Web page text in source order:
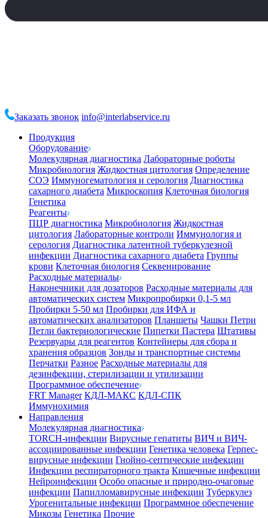
Заказать звонок info@interlabservice.ru
Продукция
Оборудование
Молекулярная диагностика Лабораторные роботы
Микробиология Жидкостная цитология Определение
СОЭ Иммуногематология и серология Диагностика
сахарного диабета Микроскопия Клеточная биология
Генетика
Реагенты
ПЦР диагностика Микробиология Жидкостная
цитология Лабораторные контроли Иммунология и
серология Диагностика латентной туберкулезной
инфекции Диагностика сахарного диабета Группы
крови Клеточная биология Секвенирование
Расходные материалы
Наконечники для дозаторов Расходные материалы для
автоматических систем Микропробирки 0,1-5 мл
Пробирки 5-50 мл Пробирки для ИФА и
автоматических анализаторов Планшеты Чашки Петри
Петли бактериологические Пипетки Пастера Штативы
Резервуары для реагентов Контейнеры для сбора и
хранения образцов Зонды и транспортные системы
Перчатки Разное Расходные материалы для
дезинфекции, стерилизации и утилизации
Программное обеспечение
FRT Manager КДЛ-МАКС КДЛ-СПК
Иммунохимия
Направления
Молекулярная диагностика
TORCH-инфекции Вирусные гепатиты ВИЧ и ВИЧ-
ассоциированные инфекции Генетика человека Герпес-
вирусные инфекции Гнойно-септические инфекции
Инфекции респираторного тракта Кишечные инфекции
Нейроинфекции Особо опасные и природно-очаговые
инфекции Папилломавирусные инфекции Туберкулез
Урогенитальные инфекции Программное обеспечение
Микозы Генетика Прочие